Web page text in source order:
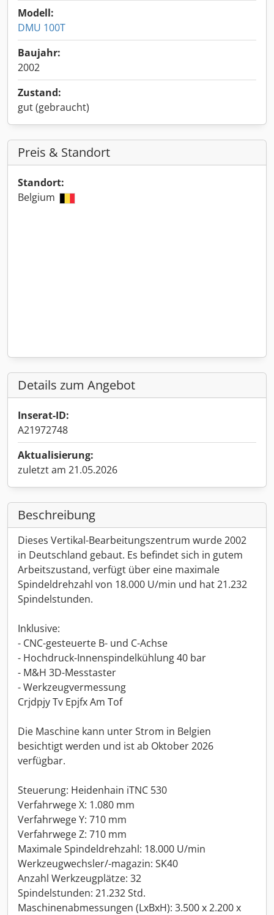
Modell:
DMU 100T
Baujahr:
2002
Zustand:
gut (gebraucht)
Preis & Standort
Standort:
Belgium
Details zum Angebot
Inserat-ID:
A21972748
Aktualisierung:
zuletzt am 21.05.2026
Beschreibung
Dieses Vertikal-Bearbeitungszentrum wurde 2002
in Deutschland gebaut. Es befindet sich in gutem
Arbeitszustand, verfügt über eine maximale
Spindeldrehzahl von 18.000 U/min und hat 21.232
Spindelstunden.
Inklusive:
- CNC-gesteuerte B- und C-Achse
- Hochdruck-Innenspindelkühlung 40 bar
- M&H 3D-Messtaster
- Werkzeugvermessung
Crjdpjy Tv Epjfx Am Tof
Die Maschine kann unter Strom in Belgien
besichtigt werden und ist ab Oktober 2026
verfügbar.
Steuerung: Heidenhain iTNC 530
Verfahrwege X: 1.080 mm
Verfahrwege Y: 710 mm
Verfahrwege Z: 710 mm
Maximale Spindeldrehzahl: 18.000 U/min
Werkzeugwechsler/-magazin: SK40
Anzahl Werkzeugplätze: 32
Spindelstunden: 21.232 Std.
Maschinenabmessungen (LxBxH): 3.500 x 2.200 x